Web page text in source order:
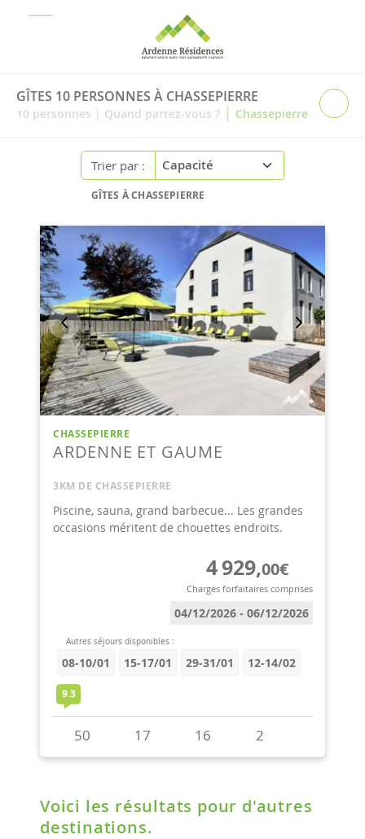
GÎTES 10 PERSONNES À CHASSEPIERRE
10 personnes | Quand partez-vous ? | Chassepierre
Trier par :
GÎTES À CHASSEPIERRE
Voici les résultats pour d'autres
destinations.